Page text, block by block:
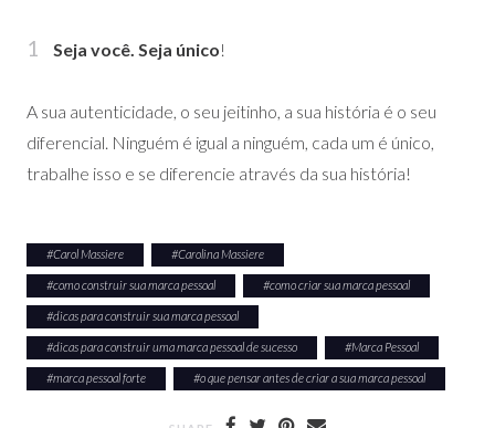
Seja você. Seja único!
A sua autenticidade, o seu jeitinho, a sua história é o seu
diferencial. Ninguém é igual a ninguém, cada um é único,
trabalhe isso e se diferencie através da sua história!
#Carol Massiere #Carolina Massiere
#como construir sua marca pessoal #como criar sua marca pessoal
#dicas para construir sua marca pessoal
#dicas para construir uma marca pessoal de sucesso #Marca Pessoal
#marca pessoal forte #o que pensar antes de criar a sua marca pessoal